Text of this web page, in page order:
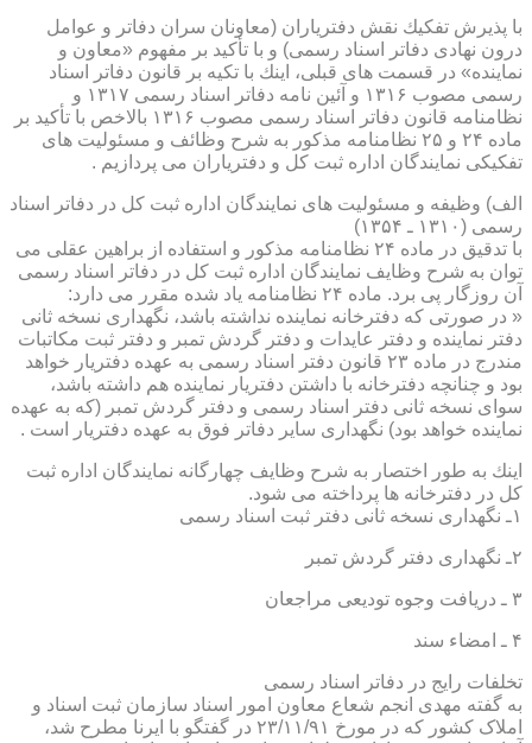
با پذیرش تفكیك نقش دفتریاران (معاونان سران دفاتر و عوامل
درون نهادی دفاتر اسناد رسمی) و با تأكید بر مفهوم «معاون و
نماینده» در قسمت های قبلی، اینك با تكیه بر قانون دفاتر اسناد
رسمی مصوب ۱۳۱۶ و آئین نامه دفاتر اسناد رسمی ۱۳۱۷ و
نظامنامه قانون دفاتر اسناد رسمی مصوب ۱۳۱۶ بالاخص با تأكید بر
ماده ۲۴ و ۲۵ نظامنامه مذكور به شرح وظائف و مسئولیت های
تفكیكی نمایندگان اداره ثبت كل و دفتریاران می پردازیم .
الف) وظیفه و مسئولیت های نمایندگان اداره ثبت كل در دفاتر اسناد
رسمی (۱۳۱۰ ـ ۱۳۵۴)
با تدقیق در ماده ۲۴ نظامنامه مذكور و استفاده از براهین عقلی می
توان به شرح وظایف نمایندگان اداره ثبت كل در دفاتر اسناد رسمی
آن روزگار پی برد. ماده ۲۴ نظامنامه یاد شده مقرر می دارد:
« در صورتی كه دفترخانه نماینده نداشته باشد، نگهداری نسخه ثانی
دفتر نماینده و دفتر عایدات و دفتر گردش تمبر و دفتر ثبت مكاتبات
مندرج در ماده ۲۳ قانون دفتر اسناد رسمی به عهده دفتریار خواهد
بود و چنانچه دفترخانه با داشتن دفتریار نماینده هم داشته باشد،
سوای نسخه ثانی دفتر اسناد رسمی و دفتر گردش تمبر (كه به عهده
نماینده خواهد بود) نگهداری سایر دفاتر فوق به عهده دفتریار است .
اینك به طور اختصار به شرح وظایف چهارگانه نمایندگان اداره ثبت
كل در دفترخانه ها پرداخته می شود.
۱ـ نگهداری نسخه ثانی دفتر ثبت اسناد رسمی
۲ـ نگهداری دفتر گردش تمبر
۳ ـ دریافت وجوه تودیعی مراجعان
۴ ـ امضاء سند
تخلفات رایج در دفاتر اسناد رسمی
به گفته مهدی انجم شعاع معاون امور اسناد سازمان ثبت اسناد و
املاک کشور که در مورخ ۲۳/۱۱/۹۱ در گفتگو با ایرنا مطرح شد،